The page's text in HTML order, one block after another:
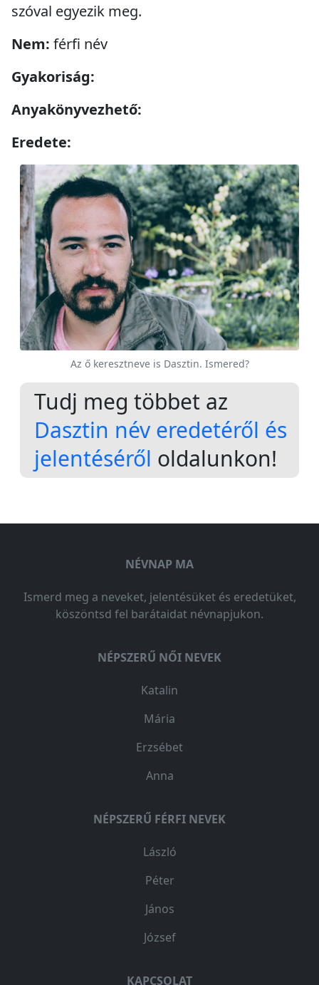
szóval egyezik meg.
Nem: férfi név
Gyakoriság:
Anyakönyvezhető:
Eredete:
Az ő keresztneve is Dasztin. Ismered?
Tudj meg többet az
Dasztin név eredetéről és
jelentéséről oldalunkon!
NÉVNAP MA
Ismerd meg a neveket, jelentésüket és eredetüket,
köszöntsd fel barátaidat névnapjukon.
NÉPSZERŰ NŐI NEVEK
Katalin
Mária
Erzsébet
Anna
NÉPSZERŰ FÉRFI NEVEK
László
Péter
János
József
KAPCSOLAT